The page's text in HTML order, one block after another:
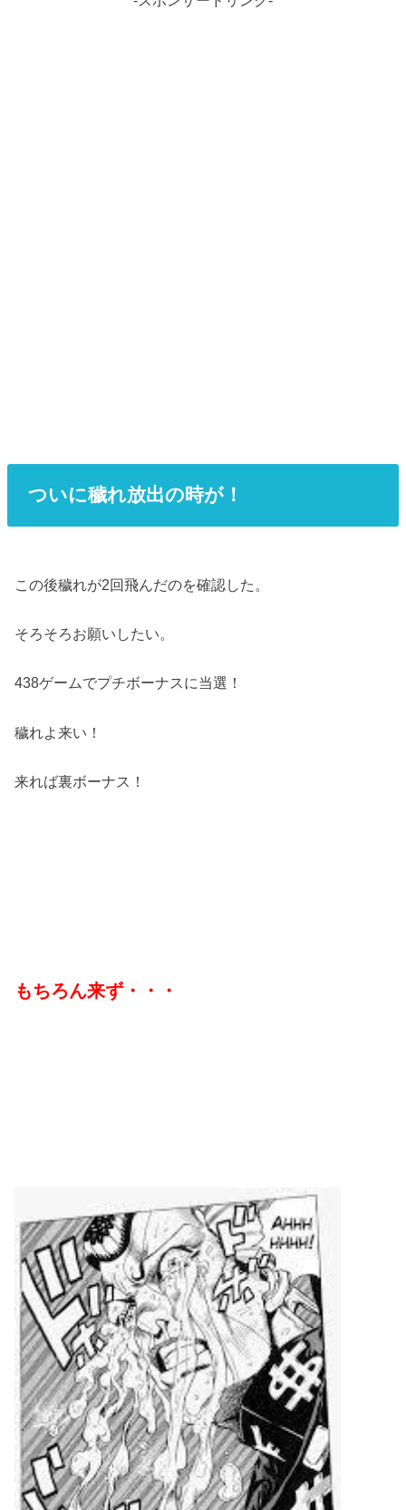
ついに穢れ放出の時が！
この後穢れが2回飛んだのを確認した。
そろそろお願いしたい。
438ゲームでプチボーナスに当選！
穢れよ来い！
来れば裏ボーナス！
もちろん来ず・・・